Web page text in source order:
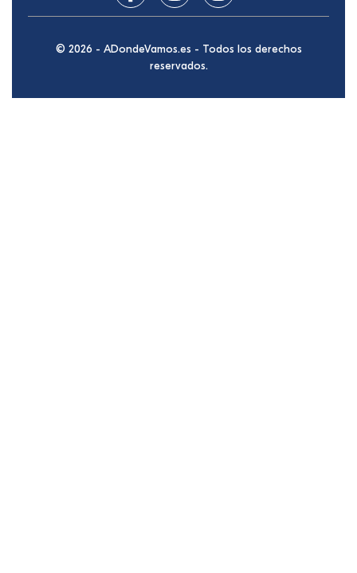
© 2026 - ADondeVamos.es - Todos los derechos
reservados.